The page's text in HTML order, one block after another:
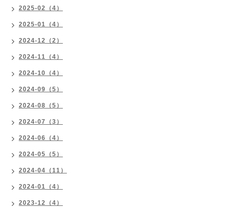
2025-02（4）
2025-01（4）
2024-12（2）
2024-11（4）
2024-10（4）
2024-09（5）
2024-08（5）
2024-07（3）
2024-06（4）
2024-05（5）
2024-04（11）
2024-01（4）
2023-12（4）